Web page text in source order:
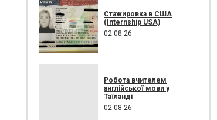
Стажировка в США
(Internship USA)
02.08.26
Робота вчителем
англійської мови у
Таїланді
02.08.26